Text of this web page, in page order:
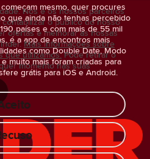
mesmo, quer procures
que ainda não tenhas percebido
países e com mais de 55 mil
é a app de encontros mais
como Double Date, Modo
muito mais foram criadas para
grátis para iOS e Android.
Nós e os nossos parceiros
o público do nosso
ofertas e melhorar as nossas
Mais informações sobre
que utilizamos. Pode retirar o
momento nas suas